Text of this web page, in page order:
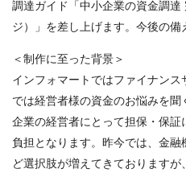
調達ガイド「中小企業の資金調
ジ）」を差し上げます。今後の備
＜制作に至った背景＞
インフォマートではファイナン
では経営者様の資金のお悩みを
企業の経営者にとって担保・保
負担となります。昨今では、金
ど選択肢が増えてきております